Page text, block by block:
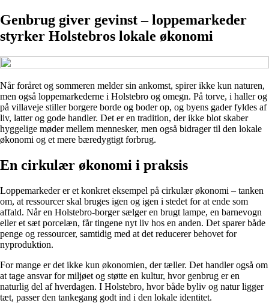
Genbrug giver gevinst – loppemarkeder
styrker Holstebros lokale økonomi
Når foråret og sommeren melder sin ankomst, spirer ikke kun naturen,
men også loppemarkederne i Holstebro og omegn. På torve, i haller og
på villaveje stiller borgere borde og boder op, og byens gader fyldes af
liv, latter og gode handler. Det er en tradition, der ikke blot skaber
hyggelige møder mellem mennesker, men også bidrager til den lokale
økonomi og et mere bæredygtigt forbrug.
En cirkulær økonomi i praksis
Loppemarkeder er et konkret eksempel på cirkulær økonomi – tanken
om, at ressourcer skal bruges igen og igen i stedet for at ende som
affald. Når en Holstebro-borger sælger en brugt lampe, en barnevogn
eller et sæt porcelæn, får tingene nyt liv hos en anden. Det sparer både
penge og ressourcer, samtidig med at det reducerer behovet for
nyproduktion.
For mange er det ikke kun økonomien, der tæller. Det handler også om
at tage ansvar for miljøet og støtte en kultur, hvor genbrug er en
naturlig del af hverdagen. I Holstebro, hvor både byliv og natur ligger
tæt, passer den tankegang godt ind i den lokale identitet.